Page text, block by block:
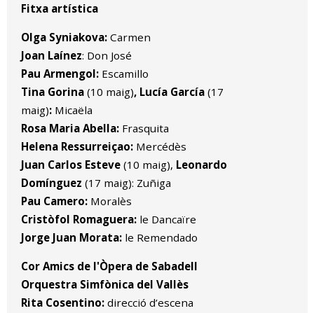
Fitxa artística
Olga Syniakova:Carmen
Joan Laínez: Don José
Pau Armengol:Escamillo
Tina Gorina(10 maig), Lucía García(17
maig):Micaëla
Rosa Maria Abella:Frasquita
Helena Ressurreiçao:Mercédès
Juan Carlos Esteve(10 maig), Leonardo
Domínguez (17 maig): Zuñiga
Pau Camero:Moralès
Cristòfol Romaguera:le Dancaïre
Jorge Juan Morata:le Remendado
Cor Amics de l'Òpera de Sabadell
Orquestra Simfònica del Vallès
Rita Cosentino:direcció d’escena